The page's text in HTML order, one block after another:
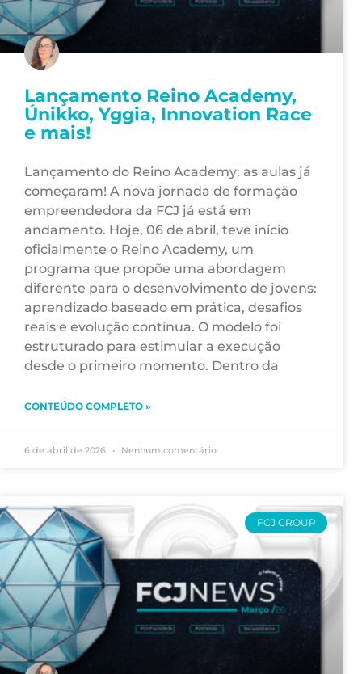
Lançamento Reino Academy,
Únikko, Yggia, Innovation Race
e mais!
Lançamento do Reino Academy: as aulas já
começaram! A nova jornada de formação
empreendedora da FCJ já está em
andamento. Hoje, 06 de abril, teve início
oficialmente o Reino Academy, um
programa que propõe uma abordagem
diferente para o desenvolvimento de jovens:
aprendizado baseado em prática, desafios
reais e evolução contínua. O modelo foi
estruturado para estimular a execução
desde o primeiro momento. Dentro da
CONTEÚDO COMPLETO »
6 de abril de 2026 Nenhum comentário
FCJ GROUP